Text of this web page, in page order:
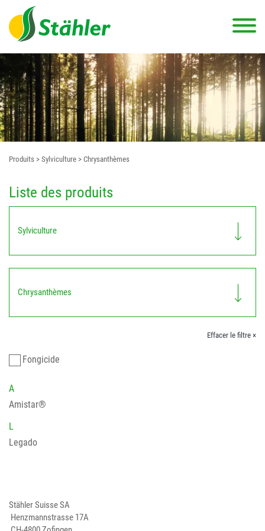
Produits > Sylviculture > Chrysanthèmes
Liste des produits
Sylviculture
Chrysanthèmes
Effacer le filtre ×
Fongicide
A
Amistar®
L
Legado
Stähler Suisse SA
Henzmannstrasse 17A